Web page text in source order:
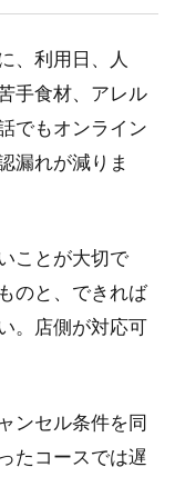
、利用日、人
手食材、アレル
でもオンライン
漏れが減りま
ことが大切で
のと、できれば
。店側が対応可
ンセル条件を同
たコースでは遅